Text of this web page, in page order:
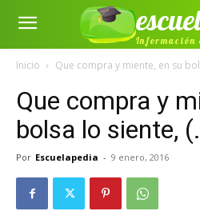
Información
Inicio Que compra y miente, en su
Que compra y
bolsa lo siente,
Por Escuelapedia - 9 enero, 2016